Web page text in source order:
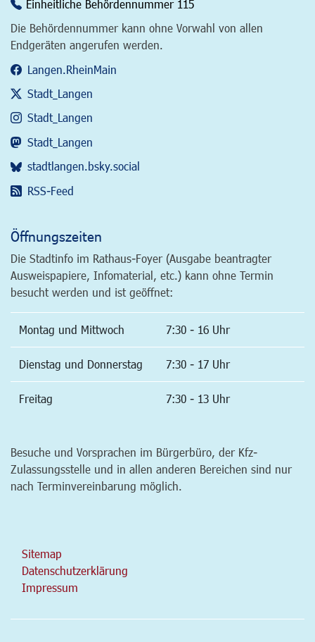
Einheitliche Behördennummer 115
Die Behördennummer kann ohne Vorwahl von allen
Endgeräten angerufen werden.
Langen.RheinMain
Stadt_Langen
Stadt_Langen
Stadt_Langen
stadtlangen.bsky.social
RSS-Feed
Öffnungszeiten
Die Stadtinfo im Rathaus-Foyer (Ausgabe beantragter
Ausweispapiere, Infomaterial, etc.) kann ohne Termin
besucht werden und ist geöffnet:
Montag und Mittwoch 7:30 - 16 Uhr
Dienstag und Donnerstag 7:30 - 17 Uhr
Freitag 7:30 - 13 Uhr
Besuche und Vorsprachen im Bürgerbüro, der Kfz-
Zulassungsstelle und in allen anderen Bereichen sind nur
nach Terminvereinbarung möglich.
Sitemap
Datenschutzerklärung
Impressum